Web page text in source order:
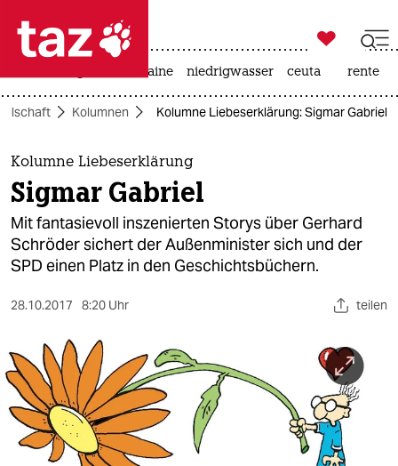
 taz zahl ich
taz zahl ich
themen
politik
öko
sport
berlin
nord

taz zahl ich
krieg in der ukraine niedrigwasser ceuta rente
Kolumnen Kolumne Liebeserklärung: Sigmar Gabriel
Kolumne Liebeserklärung
Sigmar Gabriel
Mit fantasievoll inszenierten Storys über Gerhard
Schröder sichert der Außenminister sich und der
SPD einen Platz in den Geschichtsbüchern.
28.10.2017 8:20 Uhr teilen